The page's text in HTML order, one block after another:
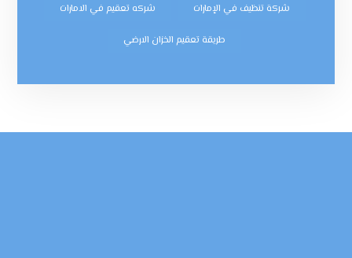
شركة تنظيف في الإمارات شركه تعقيم في الامارات
طريقة تعقيم الخزان الارضي